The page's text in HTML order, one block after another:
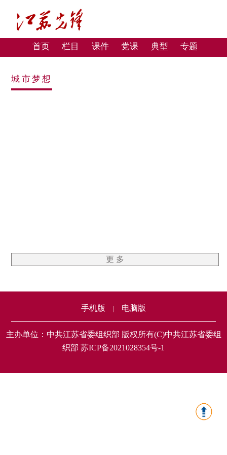
首页 栏目 课件 党课 典型 专题
城市梦想
更 多
手机版 电脑版
主办单位：中共江苏省委组织部 版权所有(C)中共江苏省委组
织部 苏ICP备2021028354号-1